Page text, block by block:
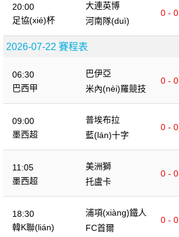
20:00
足協(xié)杯
大連英博
0 - 0
河南隊(duì)
2026-07-22 賽程表
06:30
巴西甲
巴伊亞
0 - 0
米內(nèi)羅競技
09:00
墨西超
普埃布拉
0 - 0
藍(lán)十字
11:05
墨西超
美洲獅
0 - 0
托盧卡
18:30
韓K聯(lián)
浦項(xiàng)鐵人
0 - 0
FC首爾